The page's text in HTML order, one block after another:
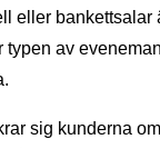
eller bankettsalar
typen av
sig kunderna